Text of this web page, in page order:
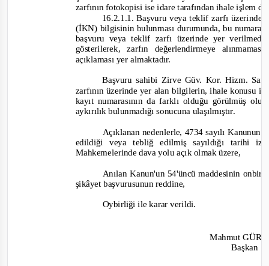
zarfının fotokopisi ise idare tarafından ihale işlem
16.2.1.1. Başvuru veya teklif zarfı
(İKN) bilgisinin bulunması durumunda, bu numara
başvuru veya teklif zarfı üzerinde yer
gösterilerek, zarfın değerlendirmeye
açıklaması yer almaktadır.
Başvuru sahibi Zirve Güv. Kor. Hizm.
zarfının üzerinde yer alan bilgilerin, ihale konusu
kayıt numarasının da farklı olduğu görülmüş
aykırılık bulunmadığı sonucuna ulaşılmıştır.
Açıklanan nedenlerle, 4734 sayılı
edildiği veya tebliğ edilmiş sayıldığı tarihi
Mahkemelerinde dava yolu açık olmak üzere,
Anılan Kanun'un 54'üncü maddesinin
şikâyet başvurusunun reddine,
Oybirliğiile karar verildi.
Mahmut
Başkan